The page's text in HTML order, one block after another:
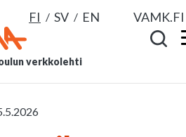
FI SV EN VAMK.FI
verkkolehti